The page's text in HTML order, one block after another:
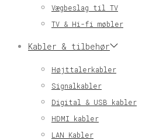
Vægbeslag til TV
TV & Hi-fi møbler
Kabler & tilbehør
Højttalerkabler
Signalkabler
Digital & USB kabler
HDMI kabler
LAN Kabler